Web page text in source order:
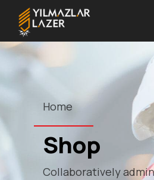
Home
Shop
Collaboratively